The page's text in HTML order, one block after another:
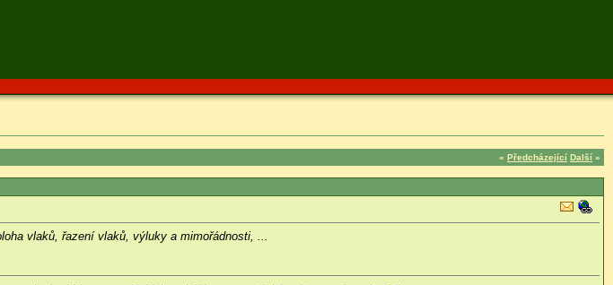
« Předcházející Další »
vlaků, řazení vlaků, výluky a mimořádnosti, ...